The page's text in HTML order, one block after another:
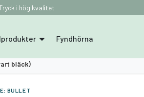
i hög kvalitet
Fyndhörna
bläck)
BULLET